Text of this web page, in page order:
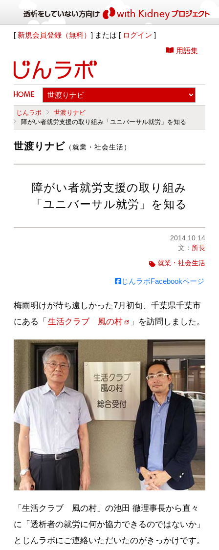
[ 新規会員登録（無料）] または [ ログイン ]
用語集
じんラボ
世渡りナビ
障がい者就労支援の取り組み「ユニバーサル就労」を知る
世渡りナビ （就業・社会生活）
障がい者就労支援の取り組み
「ユニバーサル就労」を知る
2014.10.14
文： 所長
就業・社会生活
じんラボFacebookページ
梅雨明けが待ち遠しかった7月初旬、千葉県千葉市
にある「 生活クラブ 風の村 」を訪問しました。
「生活クラブ 風の村」の池田 徹理事長から直々
に「透析者の就労に何か協力できるのではないか」
とじんラボにご連絡いただいたのがきっかけです。